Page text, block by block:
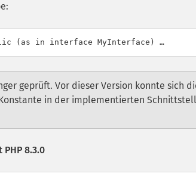
geprüft. Vor dieser Version konnte sich
in der implementierten
8.3.0